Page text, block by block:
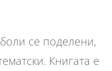
се поделени,
Книгата е